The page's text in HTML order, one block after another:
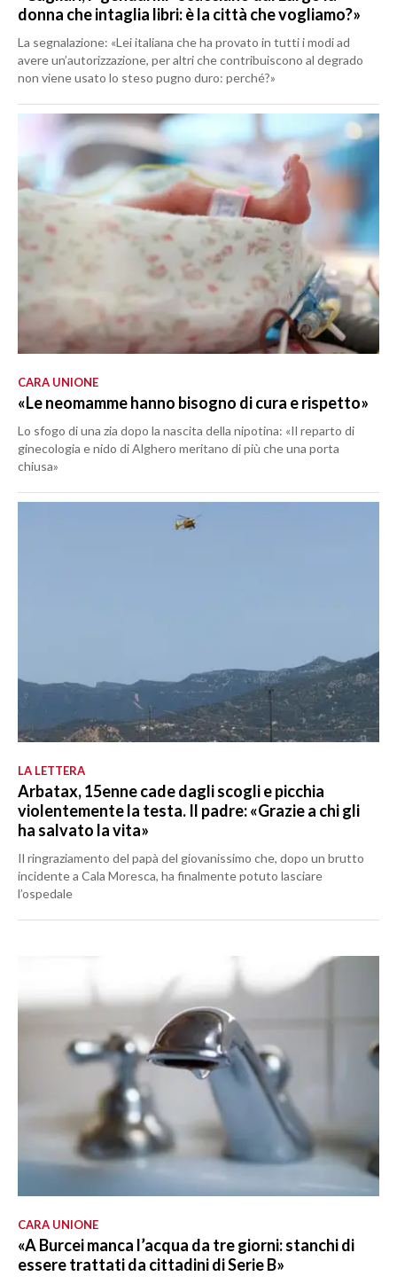
donna che intaglia libri: è la città che vogliamo?»
La segnalazione: «Lei italiana che ha provato in tutti i modi ad
avere un’autorizzazione, per altri che contribuiscono al degrado
non viene usato lo steso pugno duro: perché?»
CARA UNIONE
«Le neomamme hanno bisogno di cura e rispetto»
Lo sfogo di una zia dopo la nascita della nipotina: «Il reparto di
ginecologia e nido di Alghero meritano di più che una porta
chiusa»
LA LETTERA
Arbatax, 15enne cade dagli scogli e picchia
violentemente la testa. Il padre: «Grazie a chi gli
ha salvato la vita»
Il ringraziamento del papà del giovanissimo che, dopo un brutto
incidente a Cala Moresca, ha finalmente potuto lasciare
l’ospedale
CARA UNIONE
«A Burcei manca l’acqua da tre giorni: stanchi di
essere trattati da cittadini di Serie B»